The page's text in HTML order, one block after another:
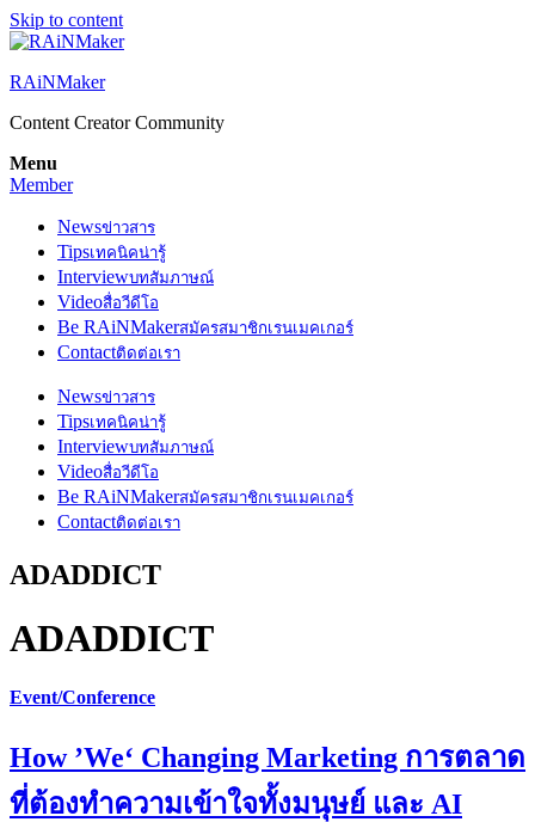
Skip to content
RAiNMaker
Content Creator Community
Menu
Member
Newsข่าวสาร
Tipsเทคนิคน่ารู้
Interviewบทสัมภาษณ์
Videoสื่อวีดีโอ
Be RAiNMakerสมัครสมาชิกเรนเมคเกอร์
Contactติดต่อเรา
Newsข่าวสาร
Tipsเทคนิคน่ารู้
Interviewบทสัมภาษณ์
Videoสื่อวีดีโอ
Be RAiNMakerสมัครสมาชิกเรนเมคเกอร์
Contactติดต่อเรา
ADADDICT
ADADDICT
Event/Conference
How ’We‘ Changing Marketing การตลาด
ที่ต้องทำความเข้าใจทั้งมนุษย์ และ AI